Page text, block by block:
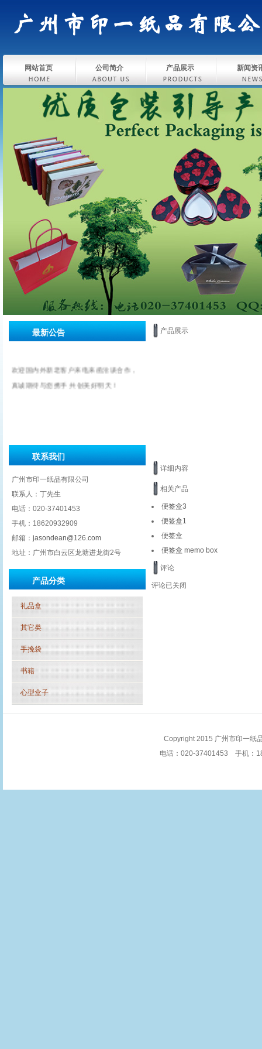
网站首页 公司简介 产品展示 新闻资
最新公告
欢迎国内外新老客户来电来函洽谈合作，
真诚期待与您携手 共创美好明天！
联系我们
广州市印一纸品有限公司
联系人：丁先生
电话：020-37401453
手机：18620932909
邮箱： jasondean@126.com
地址：广州市白云区龙塘进龙街2号
产品分类
礼品盒
其它类
手挽袋
书籍
心型盒子
产品展示
详细内容
相关产品
便签盒3
便签盒1
便签盒
便签盒 memo box
评论
评论已关闭
Copyright 2015 广州市印一纸
电话：020-37401453 手机：